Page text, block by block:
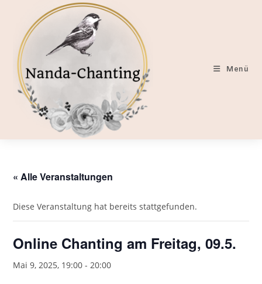
springen
Menü
« Alle Veranstaltungen
Diese Veranstaltung hat bereits stattgefunden.
Online Chanting am Freitag, 09.5.
Mai 9, 2025, 19:00 -20:00